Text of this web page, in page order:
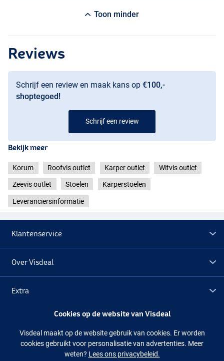
Toon minder
Reviews
Schrijf een review en maak kans op €100,-
shoptegoed!
Schrijf een review
Bekijk meer
Korum Roofvis outlet Karper outlet Witvis outlet
Zeevis outlet Stoelen Karperstoelen
Leveranciersinformatie
Klantenservice
Over Visdeal
Extra
Facebook Instagram
Cookies op de website van Visdeal
Visdeal maakt op de website gebruik van cookies. Er worden
cookies gebruikt voor personalisatie van advertenties. Meer
weten? Lees ons privacybeleid.